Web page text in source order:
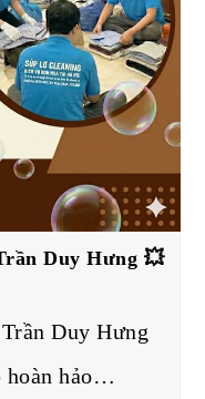
Duy Hưng 💥
Duy Hưng
hoàn hảo…